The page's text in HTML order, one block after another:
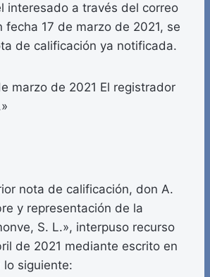
interesado a través del correo
fecha 17 de marzo de 2021, se
de calificación ya notificada.
marzo de 2021 El registrador
nota de calificación, don A.
y representación de la
S. L.», interpuso recurso
de 2021 mediante escrito en
lo siguiente: